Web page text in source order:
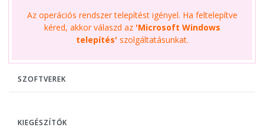
Az operációs rendszer telepítést igényel. Ha feltelepítve
kéred, akkor válaszd az 'Microsoft Windows
telepítés' szolgáltatásunkat.
SZOFTVEREK
KIEGÉSZÍTŐK